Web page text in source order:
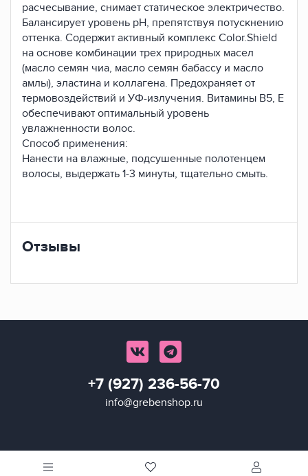
расчесывание, снимает статическое электричество.
Балансирует уровень pH, препятствуя потускнению
оттенка. Содержит активный комплекс Color.Shield
на основе комбинации трех природных масел
(масло семян чиа, масло семян бабассу и масло
амлы), эластина и коллагена. Предохраняет от
термовоздействий и УФ-излучения. Витамины B5, E
обеспечивают оптимальный уровень
увлажненности волос.
Способ применения:
Нанести на влажные, подсушенные полотенцем
волосы, выдержать 1-3 минуты, тщательно смыть.
Отзывы
+7 (927) 236-56-70
info@grebenshop.ru